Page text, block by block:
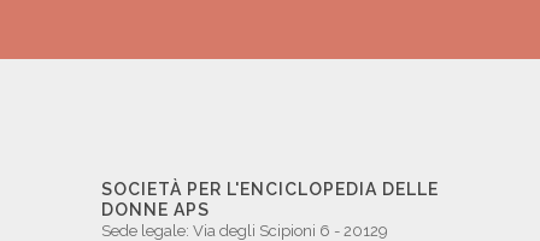
SOCIETÀ PER L'ENCICLOPEDIA DELLE
DONNE APS
Sede legale: Via degli Scipioni 6 - 20129